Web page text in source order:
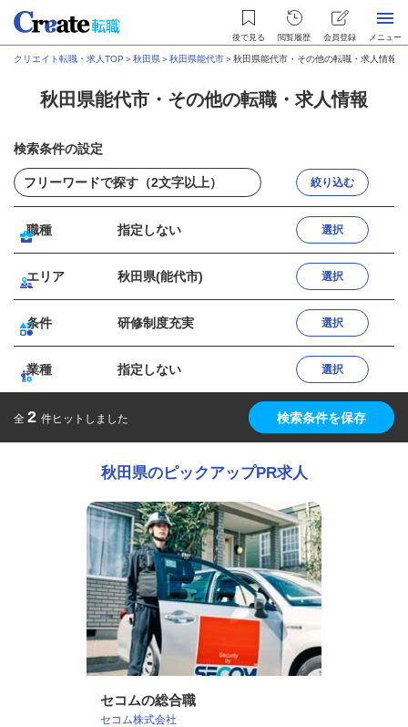
後で見る 閲覧履歴 会員登録 メニュー
クリエイト転職・求人TOP ＞秋田県＞秋田県能代市＞秋田県能代市・その他の転職・求人情報
秋田県能代市・その他の転職・求人情報
検索条件の設定
絞り込む
職種 指定しない 選択
エリア 秋田県(能代市) 選択
条件 研修制度充実 選択
業種 指定しない 選択
全 2 件ヒットしました 検索条件を保存
秋田県のピックアップPR求人
セコムの総合職
セコム株式会社